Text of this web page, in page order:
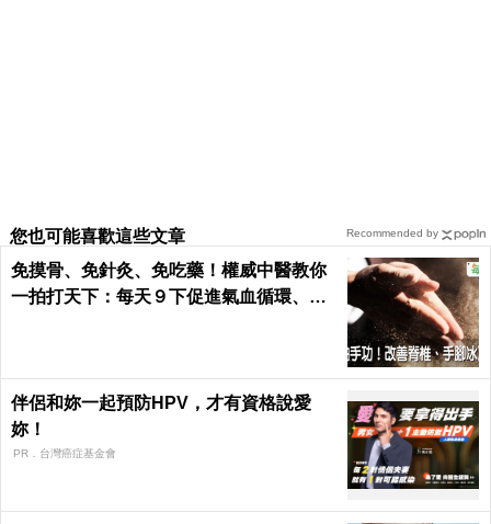
您也可能喜歡這些文章
免摸骨、免針灸、免吃藥！權威中醫教你
一拍打天下：每天９下促進氣血循環、活
伴侶和妳一起預防HPV，才有資格說愛
妳！
PR．台灣癌症基金會
Recommended by